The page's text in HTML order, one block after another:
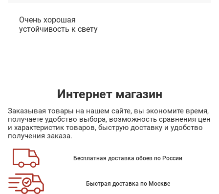
Очень хорошая
устойчивость к свету
Интернет магазин
Заказывая товары на нашем сайте, вы экономите время,
получаете удобство выбора, возможность сравнения цен
и характеристик товаров, быструю доставку и удобство
получения заказа.
Бесплатная доставка обоев по России
Быстрая доставка по Москве